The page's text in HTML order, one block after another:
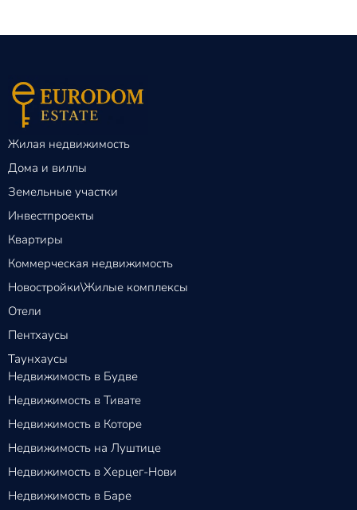
Жилая недвижимость
Дома и виллы
Земельные участки
Инвестпроекты
Квартиры
Коммерческая недвижимость
Новостройки\Жилые комплексы
Отели
Пентхаусы
Таунхаусы
Недвижимость в Будве
Недвижимость в Тивате
Недвижимость в Которе
Недвижимость на Луштице
Недвижимость в Херцег-Нови
Недвижимость в Баре